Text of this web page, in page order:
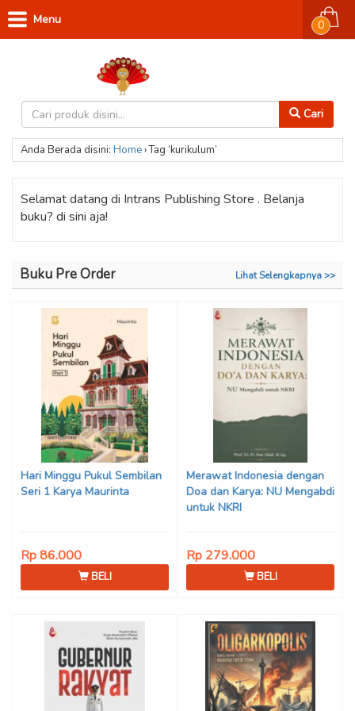
Cari
0
Menu
Anda Berada disini: Home›Tag ‘kurikulum’
Selamat datang di Intrans Publishing Store . Belanja
buku? di sini aja!
Buku Pre Order Lihat Selengkapnya >>
Hari Minggu Pukul Sembilan
Seri 1 Karya Maurinta
Rp 86.000
BELI
Merawat Indonesia dengan
Doa dan Karya: NU Mengabdi
untuk NKRI
Rp 279.000
BELI